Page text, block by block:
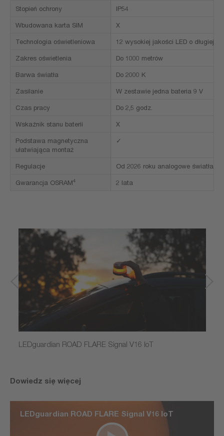
Stopień ochrony IP54
Wbudowana karta SIM X
Technologia oświetleniowa 12 wysokiej jakości LED o długiej
Zakres oświetlenia Do 1000 metrów
Barwa światła Do 2000 K
Zasilanie W zestawie jedna bateria 9 V
Czas pracy Do 2,5 godz.
Wskaźnik stanu baterii X
Podstawa magnetyczna
ułatwiająca montaż
✓
Regulacje Od 2026 roku analogowe światła
Gwarancja OSRAM4 2 lata
LEDguardian ROAD FLARE Signal V16 IoT
Dowiedz się więcej
LEDguardian ROAD FLARE Signal V16 IoT